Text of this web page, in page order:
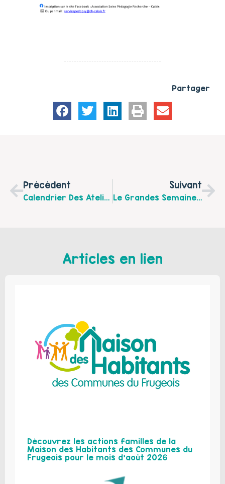
Partager
Précédent
Calendrier Des Ateliers « Attente Active » Sur Le Territoire Du Calaisis
Suivant
Le Grandes Semaines De La Petite Enfance : Programme Du 4 Au 15 Avril 2022, Réservations Gratuites Au 03 21 00 83 83
Articles en lien
Découvrez les actions familles de la
Maison des Habitants des Communes du
Frugeois pour le mois d’août 2026